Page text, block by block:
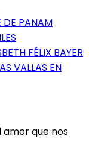
DE PANAM
FÉLIX BAYER
VALLAS EN
que nos